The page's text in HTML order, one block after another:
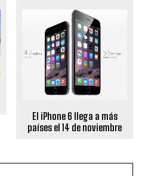
El iPhone 6 llega a más
países el 14 de noviembre